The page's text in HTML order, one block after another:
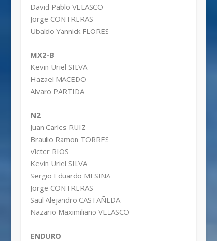
David Pablo VELASCO
Jorge CONTRERAS
Ubaldo Yannick FLORES
MX2-B
Kevin Uriel SILVA
Hazael MACEDO
Alvaro PARTIDA
N2
Juan Carlos RUIZ
Braulio Ramon TORRES
Victor RIOS
Kevin Uriel SILVA
Sergio Eduardo MESINA
Jorge CONTRERAS
Saul Alejandro CASTAÑEDA
Nazario Maximiliano VELASCO
ENDURO